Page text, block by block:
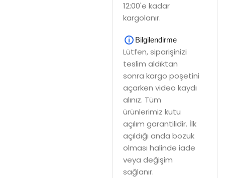
12:00'e kadar
kargolanır.
Bilgilendirme
Lütfen, siparişinizi
teslim aldıktan
sonra kargo poşetini
açarken video kaydı
alınız. Tüm
ürünlerimiz kutu
açılım garantilidir. İlk
açıldığı anda bozuk
olması halinde iade
veya değişim
sağlanır.